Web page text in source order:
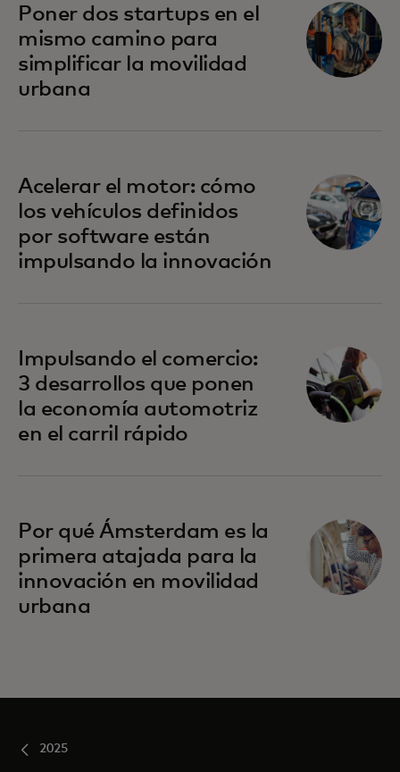
Poner dos startups en el
mismo camino para
simplificar la movilidad
urbana
Acelerar el motor: cómo
los vehículos definidos
por software están
impulsando la innovación
Impulsando el comercio:
3 desarrollos que ponen
la economía automotriz
en el carril rápido
Por qué Ámsterdam es la
primera atajada para la
innovación en movilidad
urbana
2025